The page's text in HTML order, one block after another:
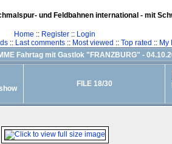
und Feldbahnen international - mit
Home :: Register :: Login
:: Last comments:: Most viewed :: Top rated :: My
Fahrtag mit Gastlok "FRANZBURG" -
FILE 18/30